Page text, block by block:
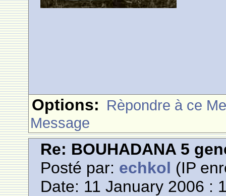
Options: Rèpondre à ce
Message
Re: BOUHADANA 5
Posté par: echkol (IP
Date: 11 January 2006 :